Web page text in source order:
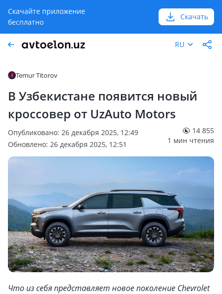
Скачайте приложение
бесплатно
Скачать
RU
Temur Titorov
В Узбекистане появится новый
кроссовер от UzAuto Motors
Опубликовано: 26 декабря 2025, 12:49
Обновлено: 26 декабря 2025, 12:51
14 855
1 мин чтения
Что из себя представляет новое поколение Chevrolet